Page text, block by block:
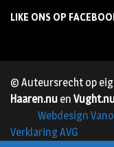
LIKE ONS OP
© Auteursrecht op
Haaren.nu en
Webdesign
Verklaring AVG